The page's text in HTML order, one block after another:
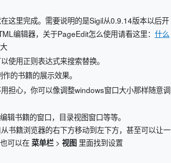
这里完成。需要说明的是Sigil从0.9.14版本以后开
编辑器，关于PageEdit怎么使用请看这里： 什么
使用正则表达式来搜索替换。
的书籍的展示效果。
担心，你可以像调整windows窗口大小那样随意调
辑书籍的窗口，目录视图窗口等等。
书籍浏览器的右下方移动到左下方，甚至可以让一
可以在菜单栏> 视图里面找到设置